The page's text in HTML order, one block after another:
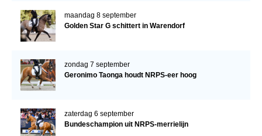
maandag 8 september
Golden Star G schittert in Warendorf
zondag 7 september
Geronimo Taonga houdt NRPS-eer hoog
zaterdag 6 september
Bundeschampion uit NRPS-merrielijn